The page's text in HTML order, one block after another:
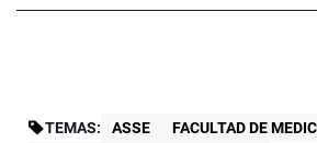
TEMAS: ASSE
FACULTAD DE